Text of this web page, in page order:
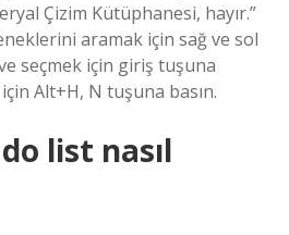
Çizim Kütüphanesi, hayır.”
aramak için sağ ve sol
seçmek için giriş tuşuna
Alt+H, N tuşuna basın.
list nasıl